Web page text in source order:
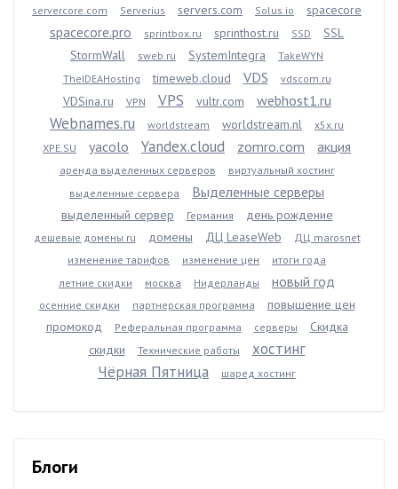
servercore.com
Serverius servers.com Solus.io spacecore
spacecore.pro sprintbox.ru sprinthost.ru SSD
SSL
StormWall
sweb.ru SystemIntegra
TakeWYN
TheIDEAHosting
timeweb.cloud VDS vdscom.ru
VDSina.ru VPN VPS vultr.com webhost1.ru
Webnames.ru worldstream worldstream.nl
x5x.ru
XPE.SU
yacolo Yandex.cloud zomro.com акция
аренда выделенных серверов
виртуальный хостинг
выделенные сервера
Выделенные серверы
выделенный сервер Германия день рождение
дешевые домены ru домены ДЦ LeaseWeb
ДЦ marosnet
изменение тарифов
изменение цен
итоги года
летние скидки
москва Нидерланды новый год
осенние скидки партнерская программа
повышение цен
промокод
Реферальная программа серверы
Скидка
скидки
Технические работы
хостинг
Чёрная Пятница
шаред хостинг
Блоги